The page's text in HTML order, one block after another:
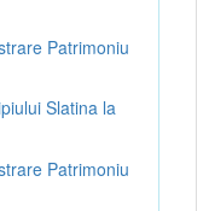
Patrimoniu
Slatina la
Patrimoniu